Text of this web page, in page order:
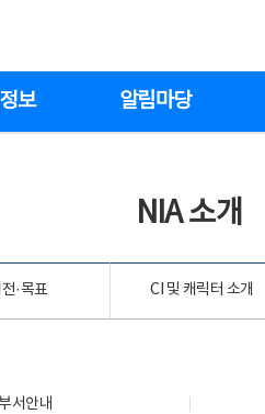
보 알림마당
NIA 소개
·목표 CI 및 캐릭터 소개
서안내